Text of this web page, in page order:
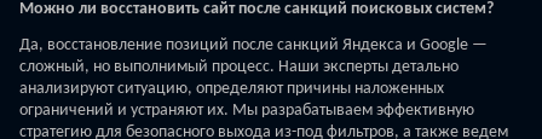
Можно ли восстановить сайт после санкций поисковых систем?
Да, восстановление позиций после санкций Яндекса и Google —
сложный, но выполнимый процесс. Наши эксперты детально
анализируют ситуацию, определяют причины наложенных
ограничений и устраняют их. Мы разрабатываем эффективную
стратегию для безопасного выхода из-под фильтров, а также ведем